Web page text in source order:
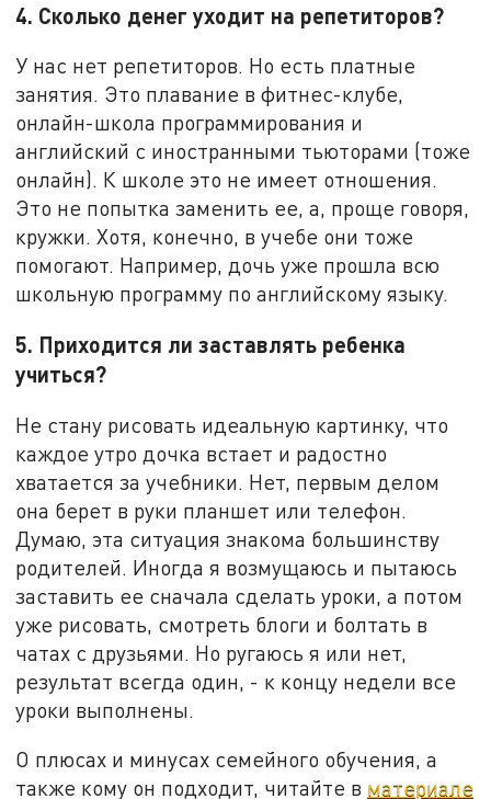
4. Сколько денег уходит на репетиторов?
У нас нет репетиторов. Но есть платные
занятия. Это плавание в фитнес-клубе,
онлайн-школа программирования и
английский с иностранными тьюторами (тоже
онлайн). К школе это не имеет отношения.
Это не попытка заменить ее, а, проще говоря,
кружки. Хотя, конечно, в учебе они тоже
помогают. Например, дочь уже прошла всю
школьную программу по английскому языку.
5. Приходится ли заставлять ребенка
учиться?
Не стану рисовать идеальную картинку, что
каждое утро дочка встает и радостно
хватается за учебники. Нет, первым делом
она берет в руки планшет или телефон.
Думаю, эта ситуация знакома большинству
родителей. Иногда я возмущаюсь и пытаюсь
заставить ее сначала сделать уроки, а потом
уже рисовать, смотреть блоги и болтать в
чатах с друзьями. Но ругаюсь я или нет,
результат всегда один, - к концу недели все
уроки выполнены.
О плюсах и минусах семейного обучения, а
также кому он подходит, читайте в материале